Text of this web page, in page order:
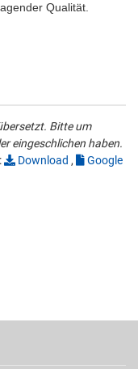
Qualität.
Bitte um
eingeschlichen haben.
Download ,
Google